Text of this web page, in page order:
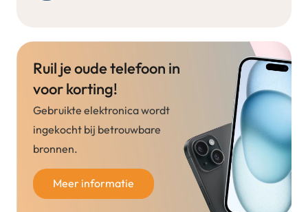
Ruil je oude telefoon in
voor korting!
Gebruikte elektronica wordt
ingekocht bij betrouwbare
bronnen.
Meer informatie